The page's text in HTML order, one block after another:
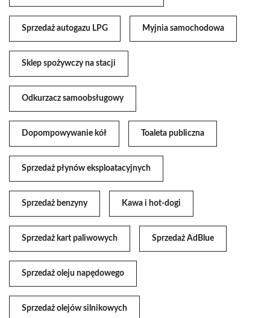
Sprzedaż autogazu LPG Myjnia samochodowa
Sklep spożywczy na stacji
Odkurzacz samoobsługowy
Dopompowywanie kół Toaleta publiczna
Sprzedaż płynów eksploatacyjnych
Sprzedaż benzyny Kawa i hot-dogi
Sprzedaż kart paliwowych Sprzedaż AdBlue
Sprzedaż oleju napędowego
Sprzedaż olejów silnikowych